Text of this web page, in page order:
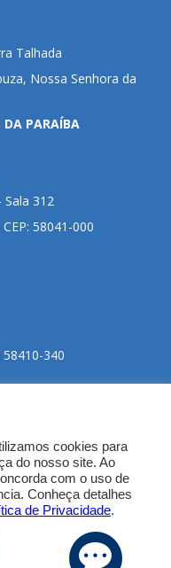
Talhada
Nossa Senhora da
DA PARAÍBA
Sala 312
58041-000
58410-340
cookies para
do nosso site. Ao
com o uso de
Conheça detalhes
de Privacidade.